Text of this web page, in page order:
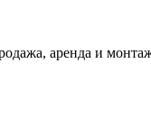
аренда и